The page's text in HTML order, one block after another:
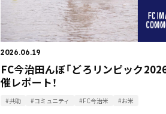
2026.06.19
FC今治田んぼ「どろリンピック
催レポート！
#共助 #コミュニティ #FC今治米 #お米